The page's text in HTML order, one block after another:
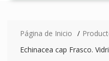
Página de Inicio
Echinacea cap Frasco.